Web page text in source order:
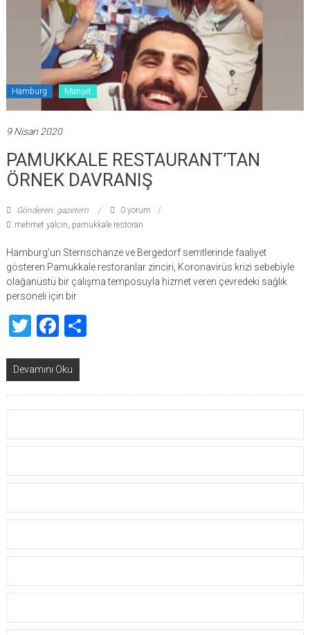
Hamburg Manşet
9 Nisan 2020
PAMUKKALE RESTAURANT’TAN
ÖRNEK DAVRANIŞ
Gönderen: gazetem
0 yorum
mehmet yalcin, pamukkale restoran
Hamburg’un Sternschanze ve Bergedorf semtlerinde faaliyet
gösteren Pamukkale restoranlar zinciri, Koronavirüs krizi sebebiyle
olağanüstü bir çalışma temposuyla hizmet veren çevredeki sağlık
personeli için bir
TwitterFacebook
Share
Devamını Oku